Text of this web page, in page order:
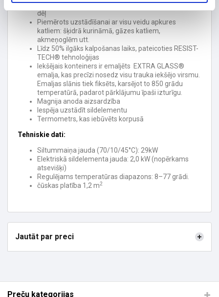
Ātrāka ūdens sagatavošana lielāka spoles virsmas
dēļ
Piemērots uzstādīšanai ar visu veidu apkures
katliem: šķidrā kurināmā, gāzes katliem,
akmeņoglēm utt.
Līdz 50% ilgāks kalpošanas laiks, pateicoties RESIST-
TECH® tehnoloģijas
Iekšējais konteiners ir emaljēts EXTRA GLASS®
emalja, kas precīzi nosedz visu trauka iekšējo virsmu.
Emaljas slānis tiek fiksēts, karsējot to 850 grādu
temperatūrā, padarot pārklājumu īpaši izturīgu.
Magnija anoda aizsardzība
Iespēja uzstādīt sildelementu
Termometrs, kas iebūvēts korpusā
Tehniskie dati:
Siltummaiņa jauda (70/10/45°C): 29kW
Elektriskā sildelementa jauda: 2,0 kW (nopērkams
atsevišķi)
Regulējams temperatūras diapazons: 8–77 grādi.
čūskas platība 1,2 m2
Jautāt par preci
Preču kategorijas